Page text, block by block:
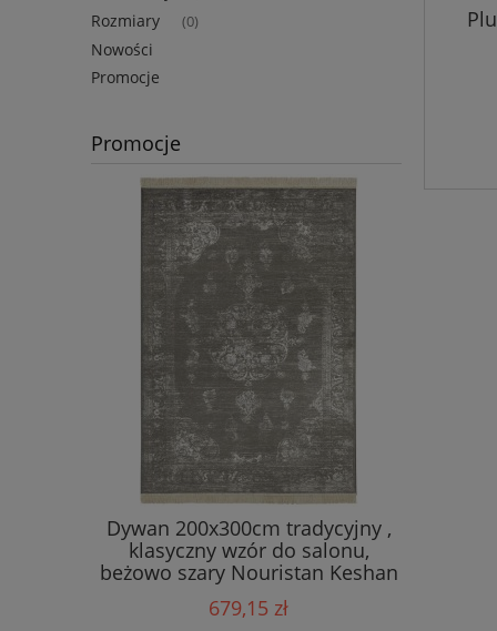
Rozmiary (0)
Nowości
Promocje
Promocje
Dywan 200x300cm tradycyjny ,
klasyczny wzór do salonu,
beżowo szary Nouristan Keshan
Diyala
679,15 zł